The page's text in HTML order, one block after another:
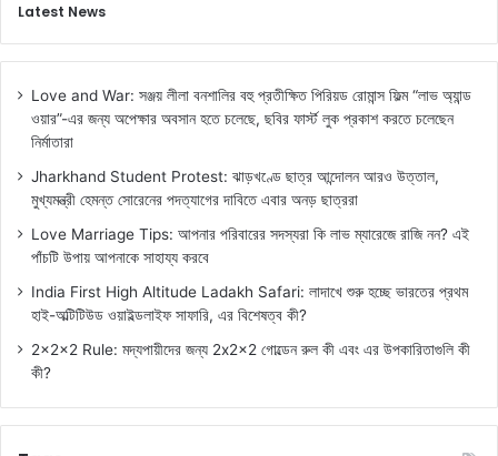
Latest News
Love and War: সঞ্জয় লীলা বনশালির বহু প্রতীক্ষিত পিরিয়ড রোমান্স ফিল্ম “লাভ অ্যান্ড
ওয়ার”-এর জন্য অপেক্ষার অবসান হতে চলেছে, ছবির ফার্স্ট লুক প্রকাশ করতে চলেছেন
নির্মাতারা
Jharkhand Student Protest: ঝাড়খণ্ডে ছাত্র আন্দোলন আরও উত্তাল,
মুখ্যমন্ত্রী হেমন্ত সোরেনের পদত্যাগের দাবিতে এবার অনড় ছাত্ররা
Love Marriage Tips: আপনার পরিবারের সদস্যরা কি লাভ ম্যারেজে রাজি নন? এই
পাঁচটি উপায় আপনাকে সাহায্য করবে
India First High Altitude Ladakh Safari: লাদাখে শুরু হচ্ছে ভারতের প্রথম
হাই-অল্টিটিউড ওয়াইল্ডলাইফ সাফারি, এর বিশেষত্ব কী?
2x2x2 Rule: মদ্যপায়ীদের জন্য 2x2x2 গোল্ডেন রুল কী এবং এর উপকারিতাগুলি কী
কী?